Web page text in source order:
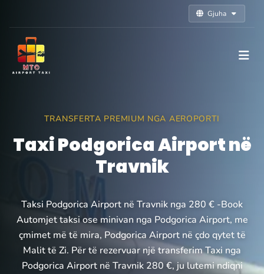
Gjuha
TRANSFERTA PREMIUM NGA AEROPORTI
Taxi Podgorica Airport në
Travnik
Taksi Podgorica Airport në Travnik nga 280 € -Book
Automjet taksi ose minivan nga Podgorica Airport, me
çmimet më të mira, Podgorica Airport në çdo qytet të
Malit të Zi. Për të rezervuar një transferim Taxi nga
Podgorica Airport në Travnik 280 €, ju lutemi ndiqni